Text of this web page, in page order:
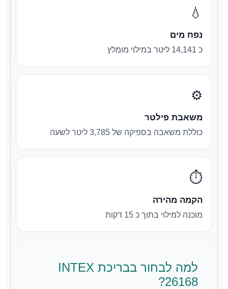
💧
נפח מים
כ 14,141 ליטר במילוי מומלץ
⚙️
משאבת פילטר
כוללת משאבה בספיקה של 3,785 ליטר לשעה
⏱️
הקמה מהירה
מוכנה למילוי בתוך כ 15 דקות
למה לבחור בבריכת INTEX
26168?